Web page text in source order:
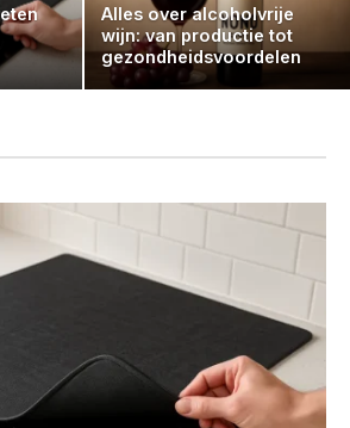
Alles over alcoholvrije
wijn: van productie tot
gezondheidsvoordelen